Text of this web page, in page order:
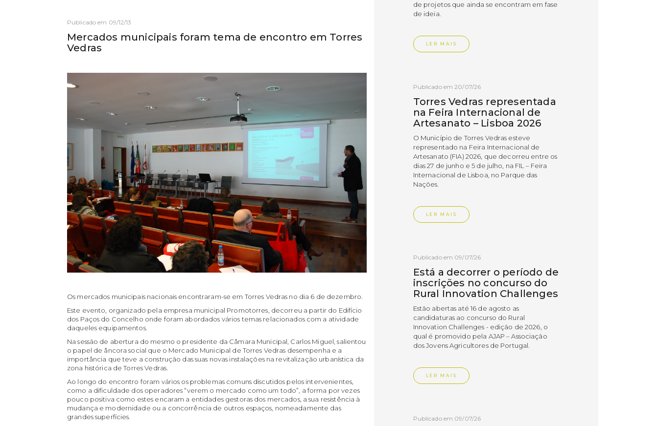
Publicado em 09/12/13
Mercados municipais foram tema de encontro em Torres
Vedras
Os mercados municipais nacionais encontraram-se em Torres Vedras no dia 6 de dezembro.
Este evento, organizado pela empresa municipal Promotorres, decorreu a partir do Edifício
dos Paços do Concelho onde foram abordados vários temas relacionados com a atividade
daqueles equipamentos.
Na sessão de abertura do mesmo o presidente da Câmara Municipal, Carlos Miguel, salientou
o papel de âncora social que o Mercado Municipal de Torres Vedras desempenha e a
importância que teve a construção das suas novas instalações na revitalização urbanística da
zona histórica de Torres Vedras.
Ao longo do encontro foram vários os problemas comuns discutidos pelos intervenientes,
como a dificuldade dos operadores “verem o mercado como um todo”, a forma por vezes
pouco positiva como estes encaram a entidades gestoras dos mercados, a sua resistência à
mudança e modernidade ou a concorrência de outros espaços, nomeadamente das
grandes superfícies.
de projetos que ainda se encontram em fase
de ideia.
LER MAIS
Publicado em 20/07/26
Torres Vedras representada
na Feira Internacional de
Artesanato – Lisboa 2026
O Município de Torres Vedras esteve
representado na Feira Internacional de
Artesanato (FIA) 2026, que decorreu entre os
dias 27 de junho e 5 de julho, na FIL – Feira
Internacional de Lisboa, no Parque das
Nações.
LER MAIS
Publicado em 09/07/26
Está a decorrer o período de
inscrições no concurso do
Rural Innovation Challenges
Estão abertas até 16 de agosto as
candidaturas ao concurso do Rural
Innovation Challenges - edição de 2026, o
qual é promovido pela AJAP – Associação
dos Jovens Agricultores de Portugal.
LER MAIS
Publicado em 09/07/26